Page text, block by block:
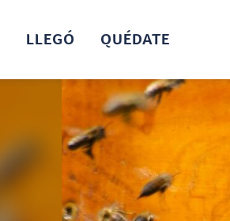
LLEGÓ QUÉDATE